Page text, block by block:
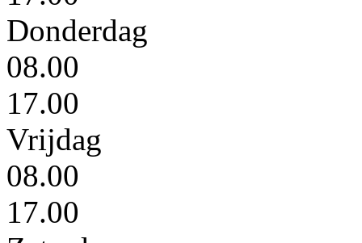
Donderdag
08.00
17.00
Vrijdag
08.00
17.00